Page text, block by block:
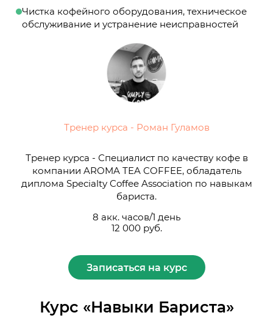
Чистка кофейного оборудования, техническое
обслуживание и устранение неисправностей
Тренер курса - Роман Гуламов
Тренер курса - Специалист по качеству кофе в
компании AROMA TEA COFFEE, обладатель
диплома Specialty Coffee Association по навыкам
бариста.
8 акк. часов/1 день
12 000 руб.
Записаться на курс
Курс «Навыки Бариста»